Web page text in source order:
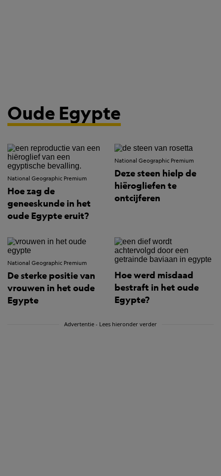
Oude Egypte
National Geographic Premium
Hoe zag de
geneeskunde in het
oude Egypte eruit?
National Geographic Premium
Deze steen hielp de
hiërogliefen te
ontcijferen
National Geographic Premium
De sterke positie van
vrouwen in het oude
Egypte
Hoe werd misdaad
bestraft in het oude
Egypte?
Advertentie - Lees hieronder verder